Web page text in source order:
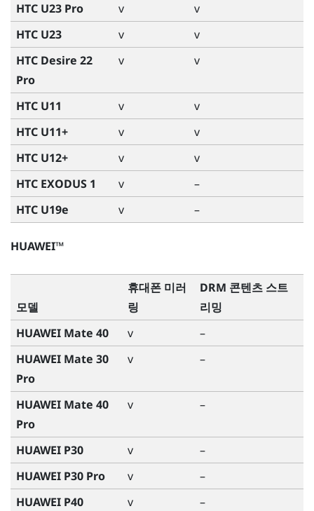
HTC U23 Pro
v
v
HTC U23
v
v
HTC Desire 22
Pro
v v
HTC U11 v
v
HTC U11+
v
v
HTC U12+
v
v
HTC EXODUS 1
v
–
HTC U19e
v –
HUAWEI™
모델
휴대폰 미러
링
DRM 콘텐츠 스트
리밍
HUAWEI Mate 40
v
–
HUAWEI Mate 30
Pro
v –
HUAWEI Mate 40
Pro
v –
HUAWEI P30 v
–
HUAWEI P30 Pro
v
–
HUAWEI P40
v
–